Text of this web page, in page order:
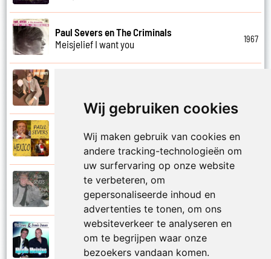
Wij gebruiken cookies
Wij maken gebruik van cookies en
andere tracking-technologieën om
uw surfervaring op onze website
te verbeteren, om
gepersonaliseerde inhoud en
advertenties te tonen, om ons
websiteverkeer te analyseren en
om te begrijpen waar onze
bezoekers vandaan komen.
Paul Severs en The Criminals
Meisjelief I want you
1967
Paul Severs
Paul Severs
Mona Lisa
Dennie Damaro en Paul Severs
Mooie meisjes